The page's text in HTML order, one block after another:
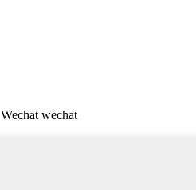
Wechat wechat